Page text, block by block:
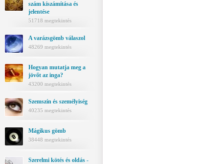
szám kiszámítása és
jelentése
51718 megtekintés
A varázsgömb válaszol
48269 megtekintés
Hogyan mutatja meg a
jövőt az inga?
43200 megtekintés
Szemszín és személyiség
40235 megtekintés
Mágikus gömb
38448 megtekintés
Szerelmi kötés és oldás -